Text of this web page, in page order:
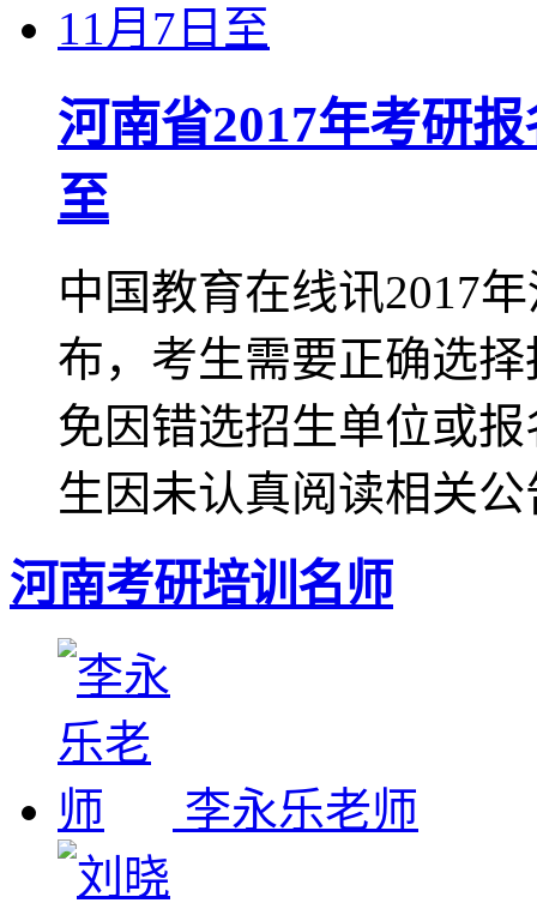
河南省2017年考研
至
中国教育在线讯2017
布，考生需要正确选
免因错选招生单位或
生因未认真阅读相关
河南考研培训名师
李永乐老师